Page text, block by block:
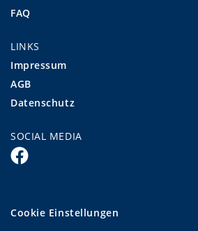
FAQ
LINKS
Impressum
AGB
Datenschutz
SOCIAL MEDIA
Cookie Einstellungen